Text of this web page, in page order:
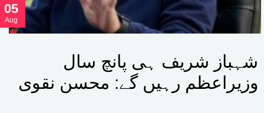
05
Aug
شہباز شریف ہی پانچ سال
وزیراعظم رہیں گے: محسن نقوی